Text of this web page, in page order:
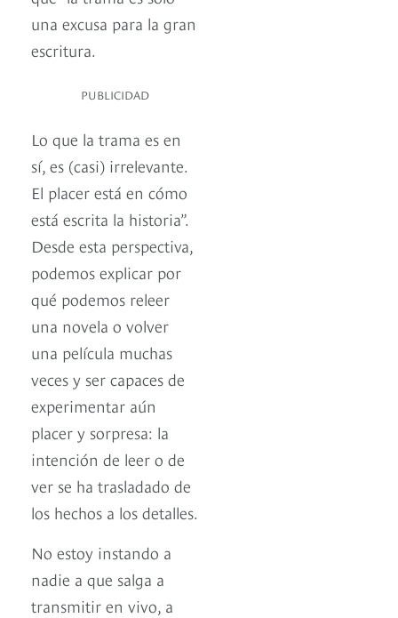
una excusa para la gran
escritura.
PUBLICIDAD
Lo que la trama es en
sí, es (casi) irrelevante.
El placer está en cómo
está escrita la historia”.
Desde esta perspectiva,
podemos explicar por
qué podemos releer
una novela o volver
una película muchas
veces y ser capaces de
experimentar aún
placer y sorpresa: la
intención de leer o de
ver se ha trasladado de
los hechos a los detalles.
No estoy instando a
nadie a que salga a
transmitir en vivo, a